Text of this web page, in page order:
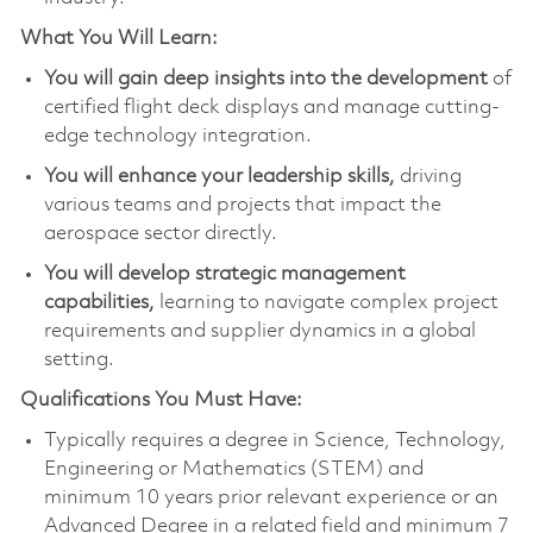
What You Will Learn:
You will gain deep insights into the developmentof
certified flight deck displays and manage cutting-
edge technology integration.
You will enhance your leadership skills, driving
various teams and projects that impact the
aerospace sector directly.
You will develop strategic management
capabilities, learning to navigate complex project
requirements and supplier dynamics in a global
setting.
Qualifications You Must Have:
Typically requires a degree in Science, Technology,
Engineering or Mathematics (STEM) and
minimum 10 years prior relevant experience or an
Advanced Degree in a related field and minimum 7